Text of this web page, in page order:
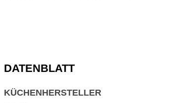
DATENBLATT
KÜCHENHERSTELLER